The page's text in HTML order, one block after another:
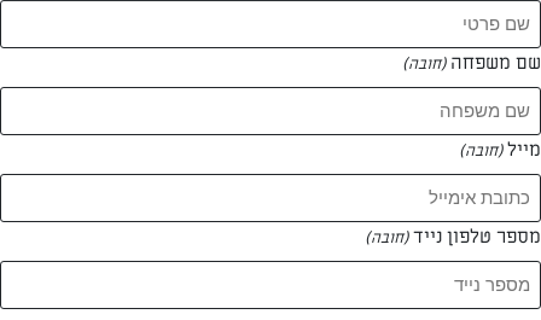
שם משפחה (חובה)
מייל(חובה)
מספר טלפון נייד(חובה)